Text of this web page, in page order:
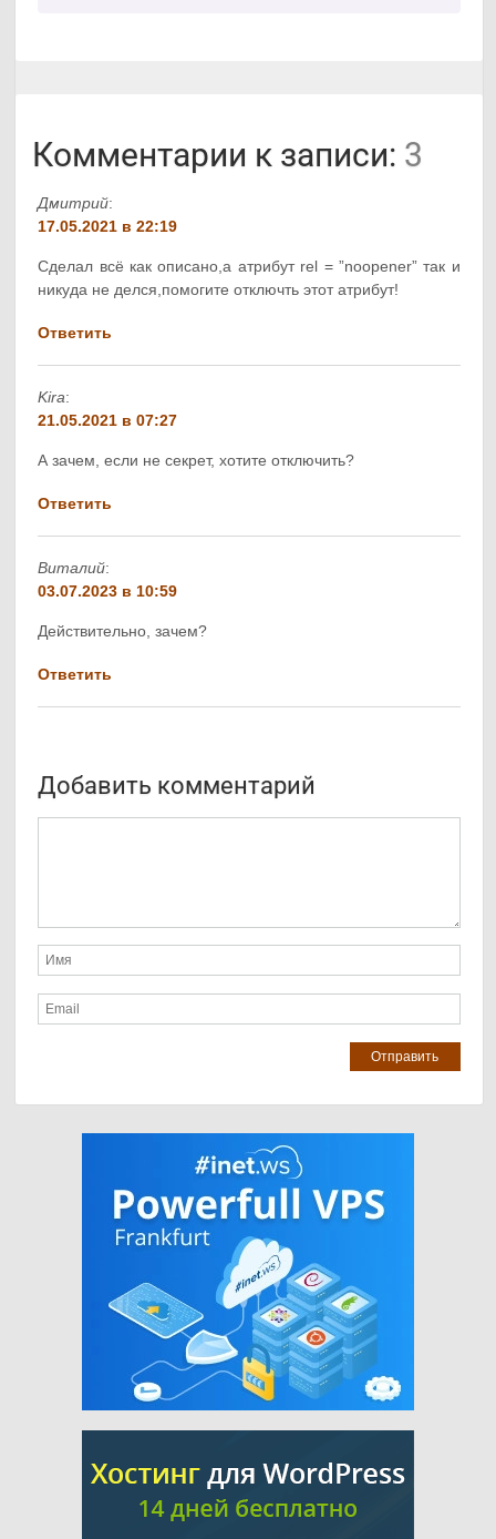
Комментарии к записи: 3
Дмитрий:
17.05.2021 в 22:19
Сделал всё как описано,а атрибут rel = ”noopener” так и
никуда не делся,помогите отключть этот атрибут!
Ответить
Kira:
21.05.2021 в 07:27
А зачем, если не секрет, хотите отключить?
Ответить
Виталий:
03.07.2023 в 10:59
Действительно, зачем?
Ответить
Добавить комментарий